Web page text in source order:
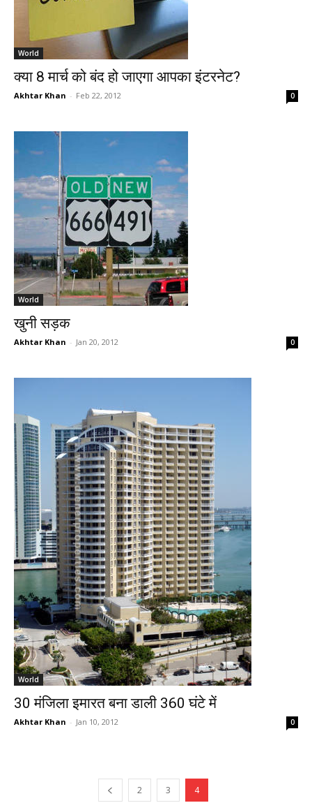
World
क्या 8 मार्च को बंद हो जाएगा आपका इंटरनेट?
Akhtar Khan - Feb 22, 2012 0
World
खुनी सड़क
Akhtar Khan - Jan 20, 2012 0
World
30 मंजिला इमारत बना डाली 360 घंटे में
Akhtar Khan - Jan 10, 2012 0
2 3 4